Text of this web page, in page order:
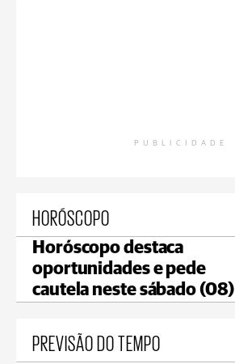
PUBLICIDADE
HORÓSCOPO
Horóscopo destaca
oportunidades e pede
cautela neste sábado (08)
PREVISÃO DO TEMPO